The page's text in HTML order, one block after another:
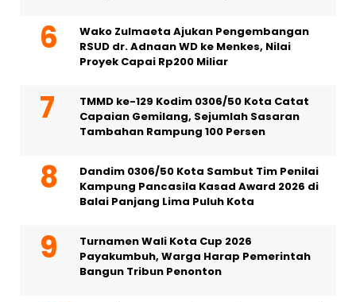
Wako Zulmaeta Ajukan Pengembangan
RSUD dr. Adnaan WD ke Menkes, Nilai
Proyek Capai Rp200 Miliar
TMMD ke-129 Kodim 0306/50 Kota Catat
Capaian Gemilang, Sejumlah Sasaran
Tambahan Rampung 100 Persen
Dandim 0306/50 Kota Sambut Tim Penilai
Kampung Pancasila Kasad Award 2026 di
Balai Panjang Lima Puluh Kota
Turnamen Wali Kota Cup 2026
Payakumbuh, Warga Harap Pemerintah
Bangun Tribun Penonton